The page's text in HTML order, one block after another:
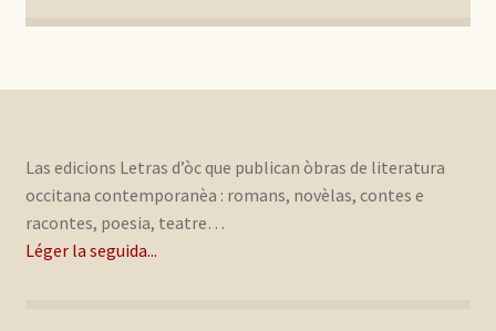
Las edicions Letras d’òc que publican òbras de literatura
occitana contemporanèa : romans, novèlas, contes e
racontes, poesia, teatre…
Léger la seguida...